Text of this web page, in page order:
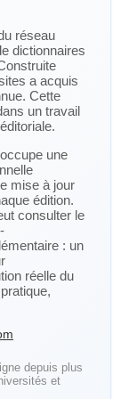
réseau
dictionnaires
a acquis
Cette
un travail
une
mise à jour
édition.
consulter le
: un
réelle du
depuis plus
et